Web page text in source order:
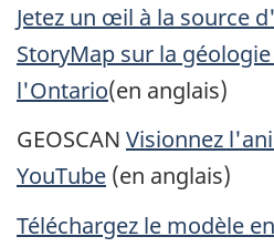
Jetez un œil à la source
StoryMap sur la
l'Ontario(en anglais)
GEOSCAN Visionnez
YouTube (en anglais)
Téléchargez le modèle